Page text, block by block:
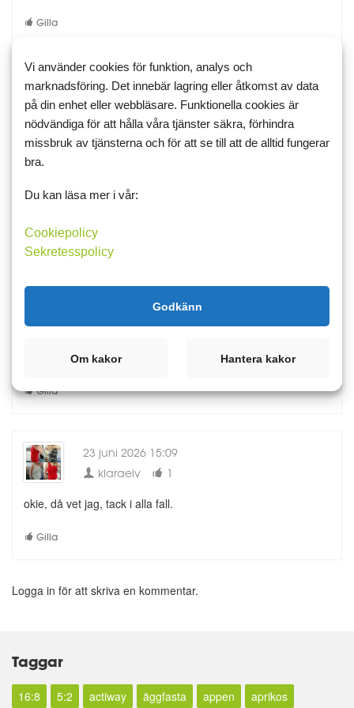
Gilla
23 juni 2026 11:34
klaraelv
1
Kanske du även kan kolla på dessa,
Protein Milkshake
Sortiment | ProPud
samvete.
Gilla
23 juni 2026 14:55
1
Gilla
23 juni 2026 15:09
klaraelv
1
okie, då vet jag, tack i alla fall.
Gilla
Logga in för att skriva en kommentar.
Taggar
16:8 5:2 actiway äggfasta appen
aprikos
Vi använder cookies för funktion, analys och
marknadsföring. Det innebär lagring eller åtkomst av data
på din enhet eller webbläsare. Funktionella cookies är
nödvändiga för att hålla våra tjänster säkra, förhindra
missbruk av tjänsterna och för att se till att de alltid fungerar
bra.
Du kan läsa mer i vår:
Cookiepolicy
Sekretesspolicy
Godkänn
Om kakor Hantera kakor